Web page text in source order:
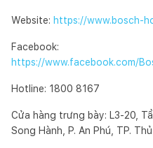
Website: https://www.bosch-
Facebook:
https://www.facebook.com/
Hotline: 1800 8167
Cửa hàng trưng bày: L3-20,
Song Hành, P. An Phú, TP.